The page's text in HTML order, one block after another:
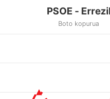
PSOE - Errezil
Boto kopurua